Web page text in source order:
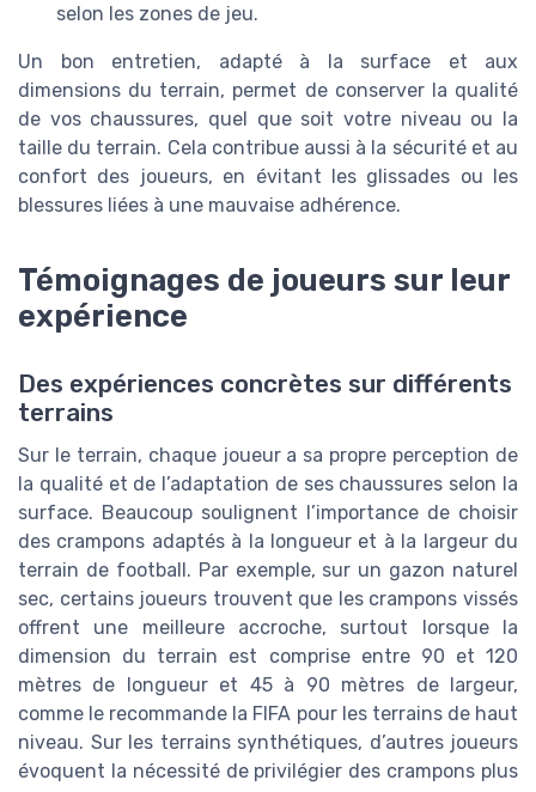
selon les zones de jeu.
Un bon entretien, adapté à la surface et aux
dimensions du terrain, permet de conserver la qualité
de vos chaussures, quel que soit votre niveau ou la
taille du terrain. Cela contribue aussi à la sécurité et au
confort des joueurs, en évitant les glissades ou les
blessures liées à une mauvaise adhérence.
Témoignages de joueurs sur leur
expérience
Des expériences concrètes sur différents
terrains
Sur le terrain, chaque joueur a sa propre perception de
la qualité et de l’adaptation de ses chaussures selon la
surface. Beaucoup soulignent l’importance de choisir
des crampons adaptés à la longueur et à la largeur du
terrain de football. Par exemple, sur un gazon naturel
sec, certains joueurs trouvent que les crampons vissés
offrent une meilleure accroche, surtout lorsque la
dimension du terrain est comprise entre 90 et 120
mètres de longueur et 45 à 90 mètres de largeur,
comme le recommande la FIFA pour les terrains de haut
niveau. Sur les terrains synthétiques, d’autres joueurs
évoquent la nécessité de privilégier des crampons plus